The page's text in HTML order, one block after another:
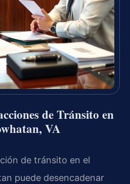
de Tránsito en
VA
de tránsito en el
puede desencadenar